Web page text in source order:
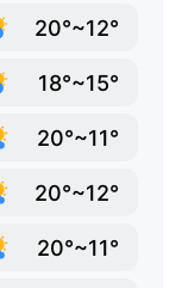
20°~12°
18°~15°
20°~11°
20°~12°
20°~11°